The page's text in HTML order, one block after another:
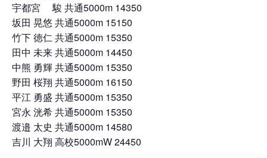
宇都宮 駿 共通5000m 14350
坂田 晃悠 共通5000m 15150
竹下 徳仁 共通5000m 15350
田中 未来 共通5000m 14450
中熊 勇輝 共通5000m 15350
野田 桜翔 共通5000m 16150
平江 勇盛 共通5000m 15350
宮永 洸希 共通5000m 15350
渡邉 太史 共通5000m 14580
吉川 大翔 高校5000mW 24450